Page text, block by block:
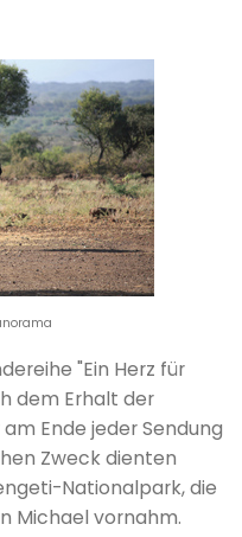
"Ein Herz für
dem Erhalt der
Ende jeder Sendung
Zweck dienten
Nationalpark, die
Michael vornahm.